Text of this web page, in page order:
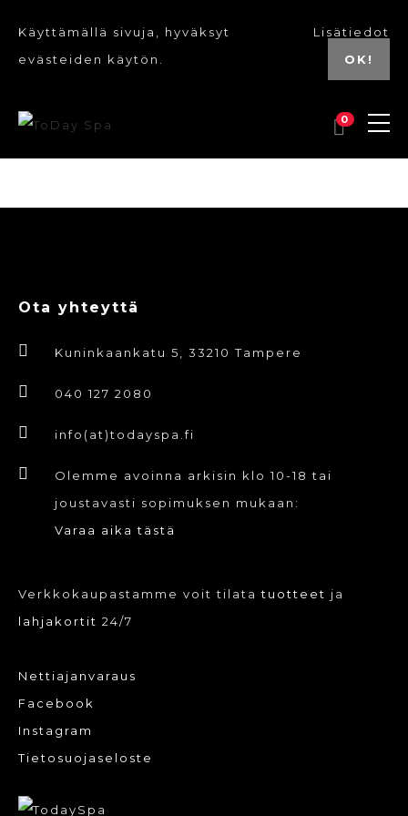
Käyttämällä sivuja, hyväksyt
evästeiden käytön.
Lisätiedot
OK!
0
Ota yhteyttä
Kuninkaankatu 5, 33210 Tampere
040 127 2080
info(at)todayspa.fi
Olemme avoinna arkisin klo 10-18 tai
joustavasti sopimuksen mukaan:
Varaa aika tästä
Verkkokaupastamme voit tilatatuotteet ja
lahjakortit 24/7
Nettiajanvaraus
Facebook
Instagram
Tietosuojaseloste